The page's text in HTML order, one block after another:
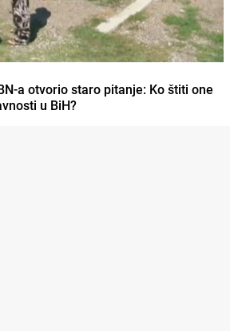
a otvorio staro pitanje: Ko štiti one
u BiH?